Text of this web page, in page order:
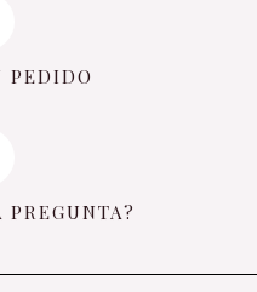
PEDIDO